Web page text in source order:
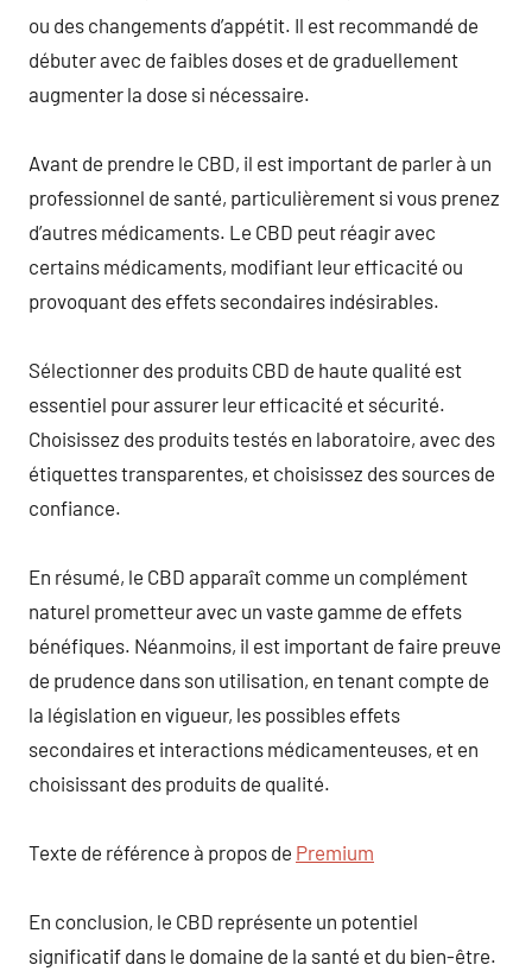
ou des changements d’appétit. Il est recommandé de
débuter avec de faibles doses et de graduellement
augmenter la dose si nécessaire.
Avant de prendre le CBD, il est important de parler à un
professionnel de santé, particulièrement si vous prenez
d’autres médicaments. Le CBD peut réagir avec
certains médicaments, modifiant leur efficacité ou
provoquant des effets secondaires indésirables.
Sélectionner des produits CBD de haute qualité est
essentiel pour assurer leur efficacité et sécurité.
Choisissez des produits testés en laboratoire, avec des
étiquettes transparentes, et choisissez des sources de
confiance.
En résumé, le CBD apparaît comme un complément
naturel prometteur avec un vaste gamme de effets
bénéfiques. Néanmoins, il est important de faire preuve
de prudence dans son utilisation, en tenant compte de
la législation en vigueur, les possibles effets
secondaires et interactions médicamenteuses, et en
choisissant des produits de qualité.
Texte de référence à propos de Premium
En conclusion, le CBD représente un potentiel
significatif dans le domaine de la santé et du bien-être.